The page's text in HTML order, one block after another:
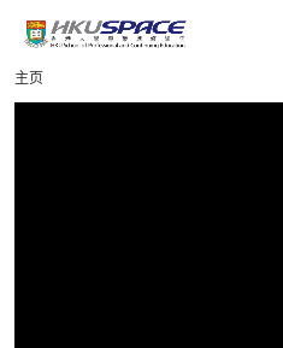
content
Main
content
主页